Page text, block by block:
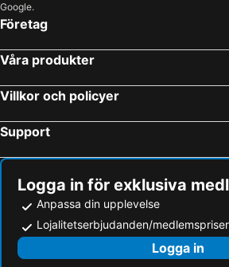
Google.
Företag
Våra produkter
Villkor och policyer
Support
Logga in för exklusiva
Anpassa din upplevelse
Lojalitetserbjudanden/medlemspriser
Logga in